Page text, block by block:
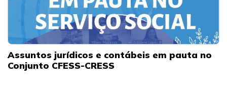
Assuntos jurídicos e contábeis em pauta no
Conjunto CFESS-CRESS